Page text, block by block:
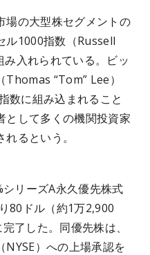
場の大型株セグメントの
ル1000指数（Russell
入れられている。ビッ
Thomas “Tom” Lee）
数に組み込まれること
として多くの機関投資家
るという。
リーズA永久優先株式
80ドル（約1万2,900
了した。同優先株は、
）への上場承認を